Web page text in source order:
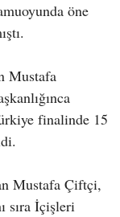
öne
Mustafa
finalinde 15
Mustafa Çiftçi,
sıra İçişleri